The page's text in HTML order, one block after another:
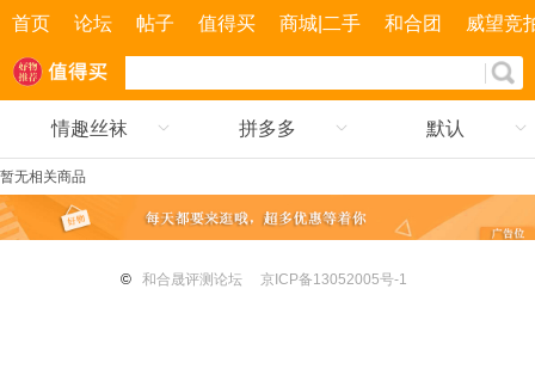
首页 论坛 帖子 值得买 商城|二手 和合团 威望竞
情趣丝袜 拼多多 默认
暂无相关商品
© 和合晟评测论坛 京ICP备13052005号-1